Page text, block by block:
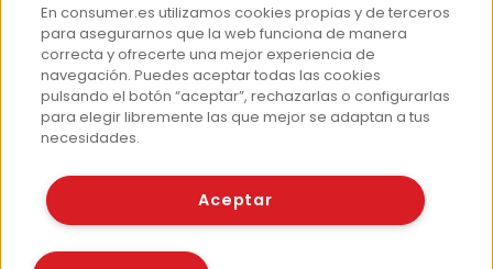
Hemeroteca
Contacto
Prensa
Corpus Lingüístico Consumer
© Fundación EROSKI
Políticas de cookies
En consumer.es utilizamos cookies propias y de terceros
para asegurarnos que la web funciona de manera
correcta y ofrecerte una mejor experiencia de
navegación. Puedes aceptar todas las cookies
pulsando el botón “aceptar”, rechazarlas o configurarlas
para elegir libremente las que mejor se adaptan a tus
necesidades.
Aceptar